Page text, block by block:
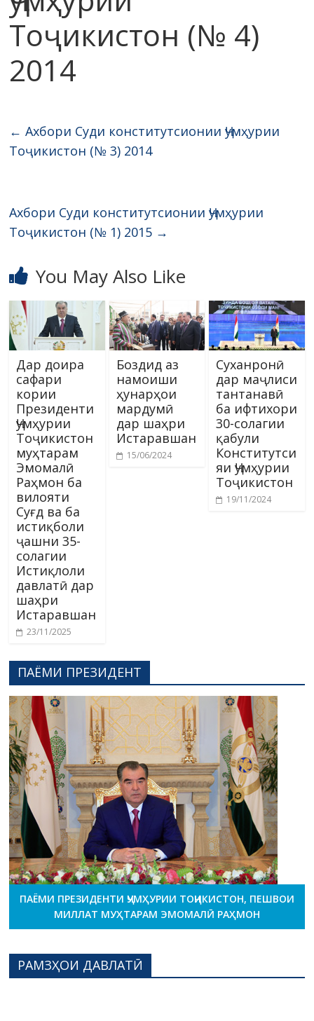
Тоҷикистон (№ 4)
2014
← Ахбори Суди конститутсионии Ҷумҳурии
Тоҷикистон (№ 3) 2014
Ахбори Суди конститутсионии Ҷумҳурии
Тоҷикистон (№ 1) 2015 →
You May Also Like
Дар доира
сафари
кории
Президенти
Ҷумҳурии
Тоҷикистон
муҳтарам
Эмомалӣ
Раҳмон ба
вилояти
Суғд ва ба
истиқболи
ҷашни 35-
солагии
Истиқлоли
давлатӣ дар
шаҳри
Истаравшан
23/11/2025
Боздид аз
намоиши
ҳунарҳои
мардумӣ
дар шаҳри
Истаравшан
15/06/2024
Суханронӣ
дар маҷлиси
тантанавӣ
ба ифтихори
30-солагии
қабули
Конститутси
яи Ҷумҳурии
Тоҷикистон
19/11/2024
ПАЁМИ ПРЕЗИДЕНТ
ПАЁМИ ПРЕЗИДЕНТИ ҶУМҲУРИИ ТОҶИКИСТОН, ПЕШВОИ
МИЛЛАТ МУҲТАРАМ ЭМОМАЛӢ РАҲМОН
РАМЗҲОИ ДАВЛАТӢ